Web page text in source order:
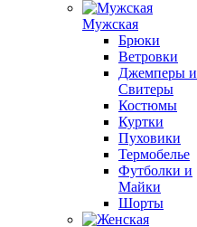
Мужская
Брюки
Ветровки
Джемперы и
Свитеры
Костюмы
Куртки
Пуховики
Термобелье
Футболки и
Майки
Шорты